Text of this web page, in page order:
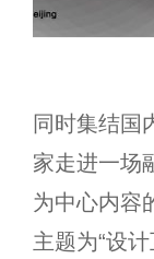
同时集结国
家走进一场
为中心内容
主题为“设